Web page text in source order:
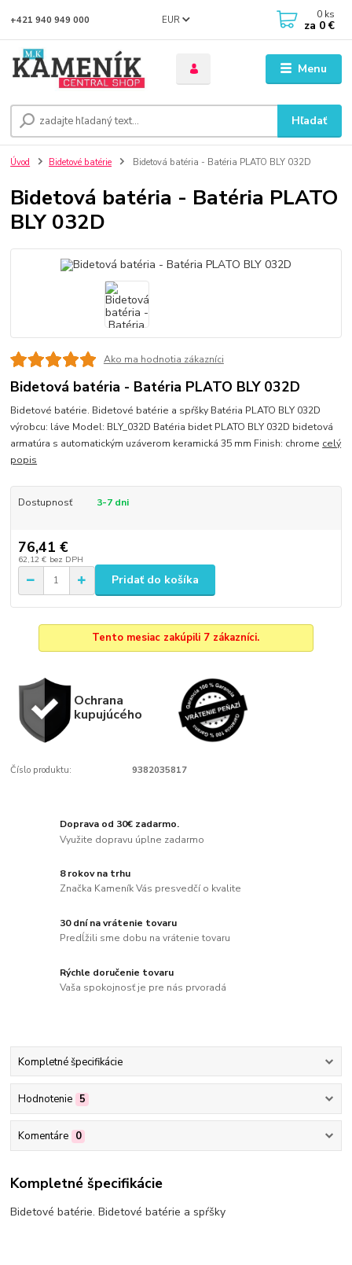
Menu
EUR
Hľadať
+421 940 949 000 0 ks
za 0 €
Úvod Bidetové batérie Bidetová batéria - Batéria PLATO BLY 032D
Bidetová batéria - Batéria PLATO
BLY 032D
Ako ma hodnotia zákazníci
Bidetová batéria - Batéria PLATO BLY 032D
Bidetové batérie. Bidetové batérie a spŕšky Batéria PLATO BLY 032D
výrobcu: láve Model: BLY_032D Batéria bidet PLATO BLY 032D bidetová
armatúra s automatickým uzáverom keramická 35 mm Finish: chrome celý
popis
Dostupnosť 3-7 dni
76,41 €
62,12 € bez DPH
Pridať do košíka
Tento mesiac zakúpili 7 zákazníci.
Ochrana
kupujúcého
Číslo produktu: 9382035817
Doprava od 30€ zadarmo.
Využite dopravu úplne zadarmo
8 rokov na trhu
Značka Kameník Vás presvedčí o kvalite
30 dní na vrátenie tovaru
Predĺžili sme dobu na vrátenie tovaru
Rýchle doručenie tovaru
Vaša spokojnosť je pre nás prvoradá
Kompletné špecifikácie
Hodnotenie 5
Komentáre 0
Kompletné špecifikácie
Bidetové batérie. Bidetové batérie a spŕšky